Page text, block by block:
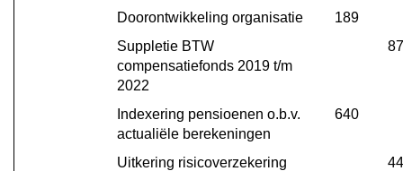
Doorontwikkeling organisatie
189
Suppletie BTW
compensatiefonds 2019 t/m
2022
Indexering pensioenen o.b.v.
actualiële berekeningen
640
Uitkering risicoverzekering